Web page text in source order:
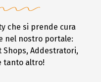
che si prende cura
nel nostro portale:
Addestratori,
tanto altro!